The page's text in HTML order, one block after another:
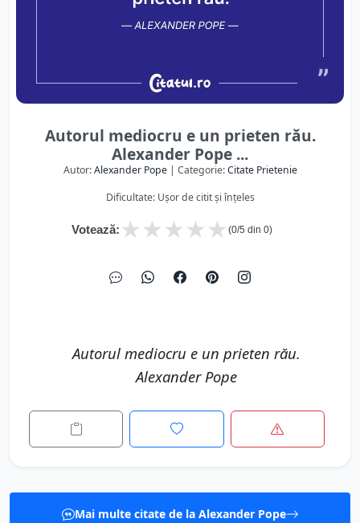
Autorul mediocru e un prieten rău.
Alexander Pope ...
Autor:Alexander Pope| Categorie:Citate Prietenie
Dificultate: Ușor de citit și înțeles
Votează: ★
★
★
★
★ (0/5 din 0)
Autorul mediocru e un prieten rău.
Alexander Pope
Mai multe citate de la Alexander Pope